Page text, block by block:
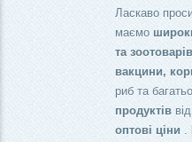
Ласкаво
маємо
та зоотоварів
вакцини,
риб та
продуктів
оптові ціни.